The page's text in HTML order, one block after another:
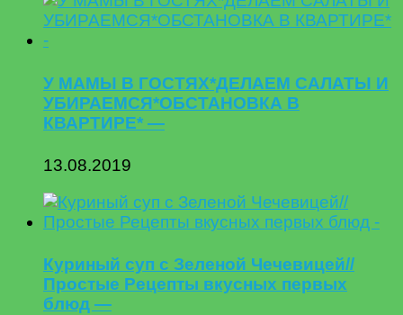
У МАМЫ В ГОСТЯХ*ДЕЛАЕМ САЛАТЫ И
УБИРАЕМСЯ*ОБСТАНОВКА В
КВАРТИРЕ* —
13.08.2019
Куриный суп с Зеленой Чечевицей//
Простые Рецепты вкусных первых
блюд —